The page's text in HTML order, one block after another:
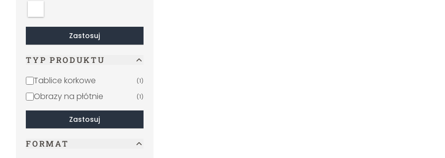
Zastosuj
TYP PRODUKTU
Tablice korkowe (1)
Obrazy na płótnie (1)
Zastosuj
FORMAT